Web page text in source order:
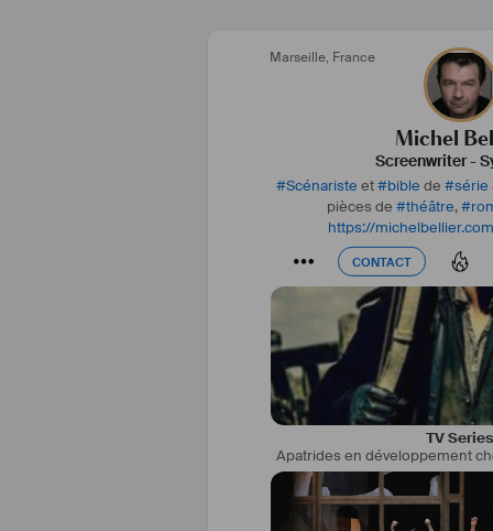
Marseille, France
Michel
Screenwriter-
#Scénariste et#bible de #série
pièces de #théâtre,#
https://
JAUNES est actuellement jouée
(Paris – 2022), Michel Bellier
série originale APATRIDES
productions.
auteur#bible#
#écriture#
CONTACT
CONTACT
TV Series